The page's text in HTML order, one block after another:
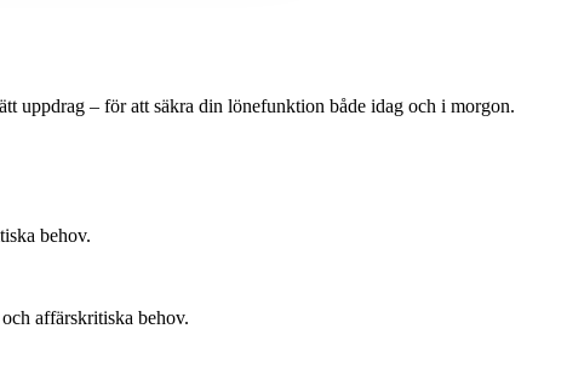
uppdrag – för att säkra din lönefunktion både idag och i morgon.
behov.
affärskritiska behov.